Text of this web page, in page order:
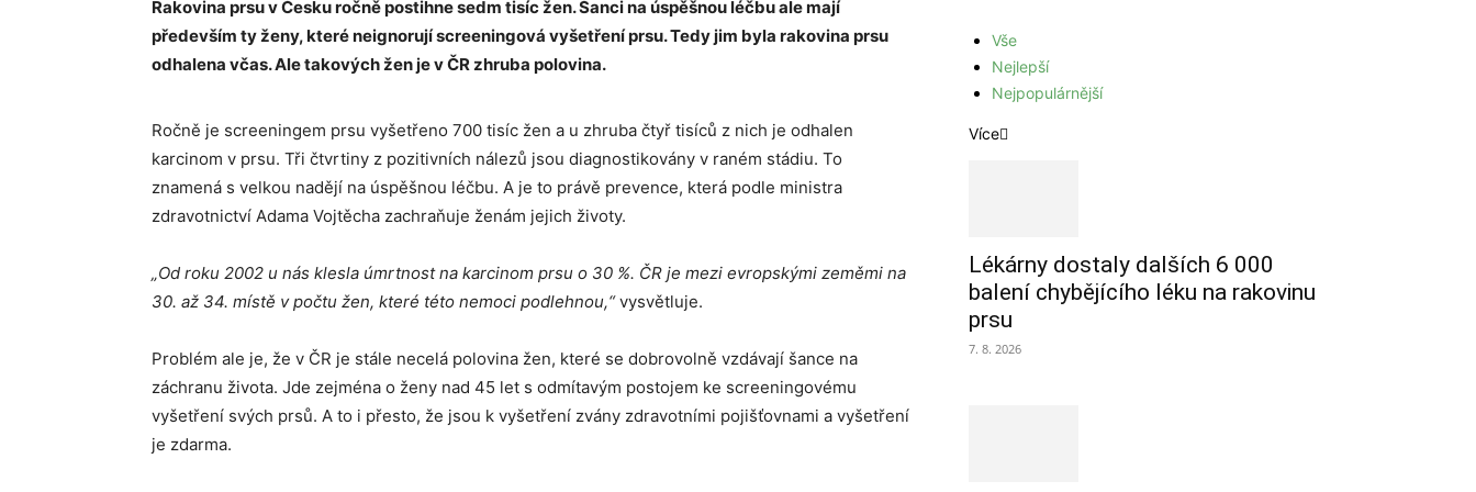
Rakovina prsu v Česku ročně postihne sedm tisíc žen. Šanci na úspěšnou léčbu ale mají
především ty ženy, které neignorují screeningová vyšetření prsu. Tedy jim byla rakovina prsu
odhalena včas. Ale takových žen je v ČR zhruba polovina.
Ročně je screeningem prsu vyšetřeno 700 tisíc žen a u zhruba čtyř tisíců z nich je odhalen
karcinom v prsu. Tři čtvrtiny z pozitivních nálezů jsou diagnostikovány v raném stádiu. To
znamená s velkou nadějí na úspěšnou léčbu. A je to právě prevence, která podle ministra
zdravotnictví Adama Vojtěcha zachraňuje ženám jejich životy.
„Od roku 2002 u nás klesla úmrtnost na karcinom prsu o 30 %. ČR je mezi evropskými zeměmi na
30. až 34. místě v počtu žen, které této nemoci podlehnou,“vysvětluje.
Problém ale je, že v ČR je stále necelá polovina žen, které se dobrovolně vzdávají šance na
záchranu života. Jde zejména o ženy nad 45 let s odmítavým postojem ke screeningovému
vyšetření svých prsů. A to i přesto, že jsou k vyšetření zvány zdravotními pojišťovnami a vyšetření
je zdarma.
Vše
Nejlepší
Nejpopulárnější
Více
Lékárny dostaly dalších 6 000
balení chybějícího léku na rakovinu
prsu
7. 8. 2026